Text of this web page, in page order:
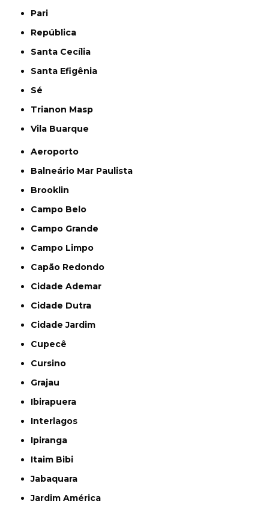
Pari
República
Santa Cecília
Santa Efigênia
Sé
Trianon Masp
Vila Buarque
Aeroporto
Balneário Mar Paulista
Brooklin
Campo Belo
Campo Grande
Campo Limpo
Capão Redondo
Cidade Ademar
Cidade Dutra
Cidade Jardim
Cupecê
Cursino
Grajau
Ibirapuera
Interlagos
Ipiranga
Itaim Bibi
Jabaquara
Jardim América